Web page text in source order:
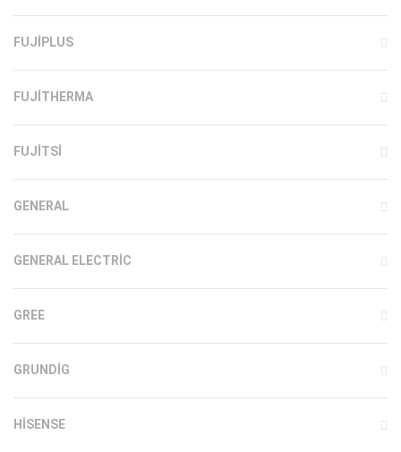
FUJIPLUS
FUJITHERMA
FUJITSI
GENERAL
GENERAL ELECTRIC
GREE
GRUNDIG
HISENSE